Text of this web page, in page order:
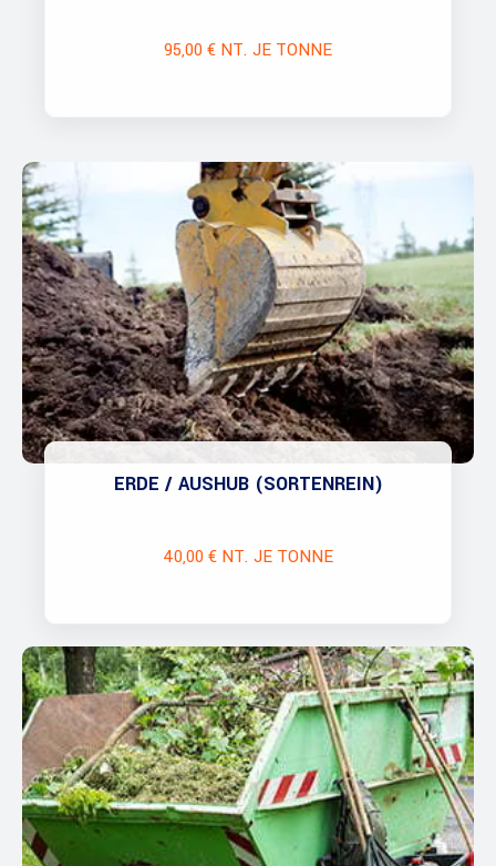
95,00 € NT. JE TONNE
ERDE / AUSHUB (SORTENREIN)
40,00 € NT. JE TONNE